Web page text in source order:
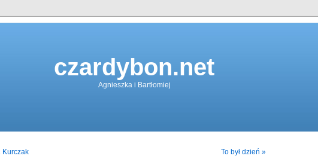
czardybon.net
Agnieszka i Bartłomiej
Kurczak To był dzień »